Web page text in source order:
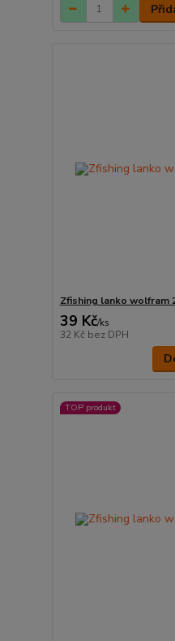
Zfishing lanko wolfram
39 Kč/ks
32 Kč bez DPH
TOP produkt